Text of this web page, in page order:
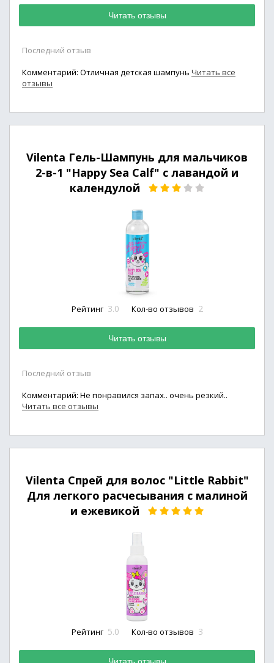
Читать отзывы
Последний отзыв
Комментарий: Отличная детская шампунь Читать все
отзывы
Vilenta Гель-Шампунь для мальчиков
2-в-1 "Happy Sea Calf" с лавандой и
календулой
Рейтинг 3.0 Кол-во отзывов 2
Читать отзывы
Последний отзыв
Комментарий: Не понравился запах.. очень резкий..
Читать все отзывы
Vilenta Спрей для волос "Little Rabbit"
Для легкого расчесывания с малиной
и ежевикой
Рейтинг 5.0 Кол-во отзывов 3